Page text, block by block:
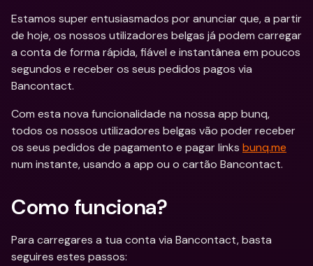
Estamos super entusiasmados por anunciar que, a partir
de hoje, os nossos utilizadores belgas já podem carregar
a conta de forma rápida, fiável e instantânea em poucos
segundos e receber os seus pedidos pagos via
Bancontact.
Com esta nova funcionalidade na nossa app bunq,
todos os nossos utilizadores belgas vão poder receber
os seus pedidos de pagamento e pagar links bunq.me
num instante, usando a app ou o cartão Bancontact.
Como funciona?
Para carregares a tua conta via Bancontact, basta
seguires estes passos: